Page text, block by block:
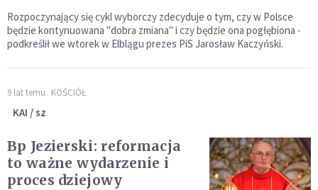
Rozpoczynający się cykl wyborczy zdecyduje o tym, czy w Polsce
będzie kontynuowana "dobra zmiana" i czy będzie ona pogłębiona -
podkreślił we wtorek w Elblągu prezes PiS Jarosław Kaczyński.
9 lat temu KOŚCIÓŁ
KAI / sz
Bp Jezierski: reformacja
to ważne wydarzenie i
proces dziejowy